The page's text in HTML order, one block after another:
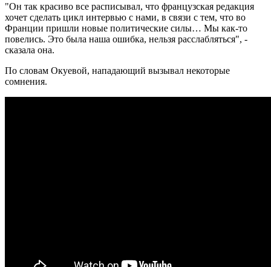
"Он так красиво все расписывал, что французская редакция
хочет сделать цикл интервью с нами, в связи с тем, что во
Франции пришли новые политические силы… Мы как-то
повелись. Это была наша ошибка, нельзя расслабляться", -
сказала она.
По словам Окуевой, нападающий вызывал некоторые
сомнения.